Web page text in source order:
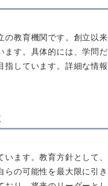
教育機関です。創立以
す。具体的には、学問
指しています。詳細な情
ます。教育方針として
の可能性を最大限に引